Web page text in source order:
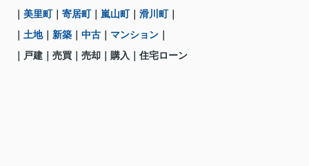
美里町｜ 寄居町｜ 嵐山町｜ 滑川町｜
土地｜ 新築 中古 マンション
｜戸建 ｜売買｜売却｜購入｜住宅ローン